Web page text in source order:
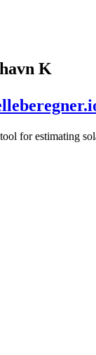
K